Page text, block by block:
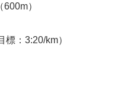
）
標：3:20/km）